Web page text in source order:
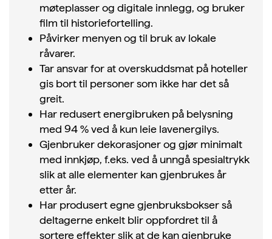
møteplasser og digitale innlegg, og bruker
film til historiefortelling.
Påvirker menyen og til bruk av lokale
råvarer.
Tar ansvar for at overskuddsmat på hoteller
gis bort til personer som ikke har det så
greit.
Har redusert energibruken på belysning
med 94 % ved å kun leie lavenergilys.
Gjenbruker dekorasjoner og gjør minimalt
med innkjøp, f.eks. ved å unngå spesialtrykk
slik at alle elementer kan gjenbrukes år
etter år.
Har produsert egne gjenbruksbokser så
deltagerne enkelt blir oppfordret til å
sortere effekter slik at de kan gjenbruke